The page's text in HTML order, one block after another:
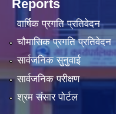
Reports
वार्षिक प्रगति प्रतिवेदन
चौमासिक प्रगति प्रतिवेदन
सार्वजनिक सुनुवाई
सार्वजनिक परीक्षण
श्रम संसार पोर्टल